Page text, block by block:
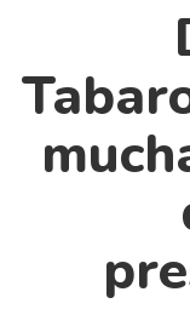
Fragmentos
Gran reserva
Historia
Historia material de